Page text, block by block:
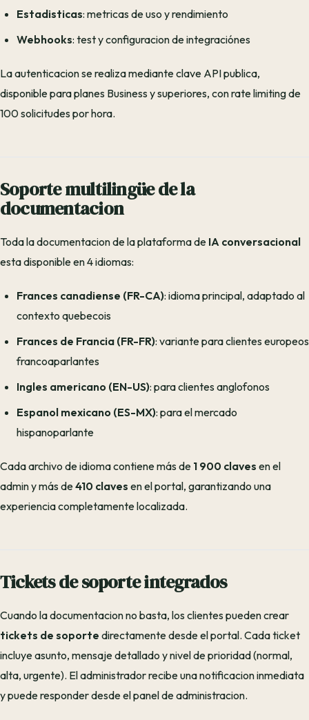
Estadisticas: metricas de uso y rendimiento
Webhooks: test y configuracion de integraciónes
La autenticacion se realiza mediante clave API publica,
disponible para planes Business y superiores, con rate limiting de
100 solicitudes por hora.
Soporte multilingüe de la
documentacion
Toda la documentacion de la plataforma de IA conversacional
esta disponible en 4 idiomas:
Frances canadiense (FR-CA): idioma principal, adaptado al
contexto quebecois
Frances de Francia (FR-FR): variante para clientes europeos
francoaparlantes
Ingles americano (EN-US): para clientes anglofonos
Espanol mexicano (ES-MX): para el mercado
hispanoparlante
Cada archivo de idioma contiene más de 1 900 claves en el
admin y más de410 claves en el portal, garantizando una
experiencia completamente localizada.
Tickets de soporte integrados
Cuando la documentacion no basta, los clientes pueden crear
tickets de soporte directamente desde el portal. Cada ticket
incluye asunto, mensaje detallado y nivel de prioridad (normal,
alta, urgente). El administrador recibe una notificacion inmediata
y puede responder desde el panel de administracion.